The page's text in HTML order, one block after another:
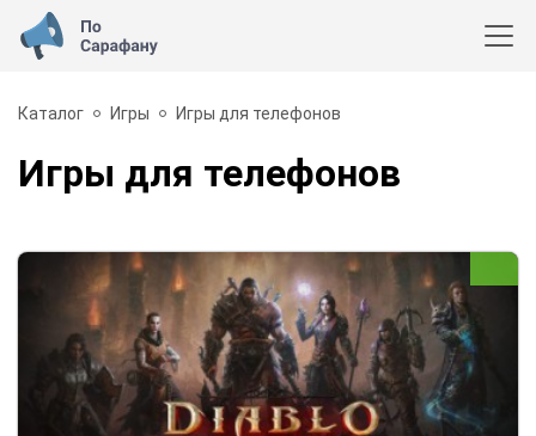
Каталог Игры Игры для телефонов
Игры для телефонов